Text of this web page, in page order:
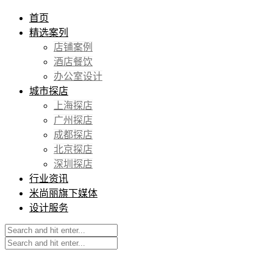
首页
精选案列
店铺案例
酒店餐饮
办公室设计
城市探店
上海探店
广州探店
成都探店
北京探店
深圳探店
行业资讯
米尚丽旗下媒体
设计服务